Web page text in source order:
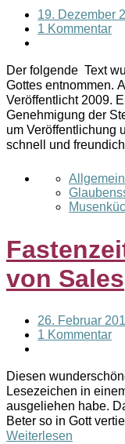
19. Dezember
1 Kommentar
Der folgende Text
Gottes entnommen.
Veröffentlicht 2009.
Genehmigung der
um Veröffentlichung
schnell und
von Sales
26. Februar
1 Kommentar
Diesen
Lesezeichen in
ausgeliehen habe.
Beter so in Gott
Weiterlesen